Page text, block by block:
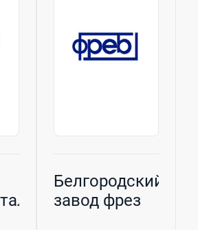
готовой
продукции....
Белгородский
завод фрез